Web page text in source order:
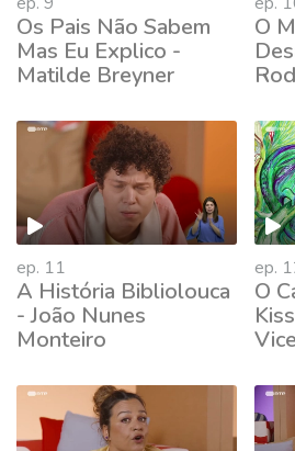
Os Pais Não Sabem
Mas Eu Explico -
Matilde Breyner
O
ep. 11
A História Bibliolouca
- João Nunes
Monteiro
ep.
O
660638